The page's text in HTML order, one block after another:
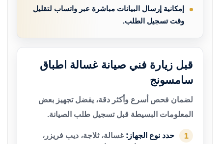
إمكانية إرسال البيانات مباشرة عبر واتساب لتقليل
وقت تسجيل الطلب.
قبل زيارة فني صيانة غسالة اطباق
سامسونج
لضمان فحص أسرع وأكثر دقة، يفضل تجهيز بعض
المعلومات البسيطة قبل تسجيل طلب الصيانة.
1 حدد نوع الجهاز: غسالة، ثلاجة، ديب فريزر،